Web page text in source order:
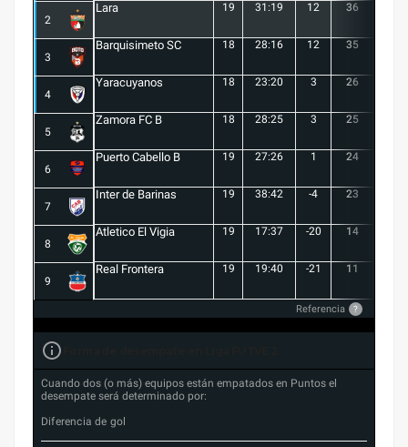
2
Lara 19 31:19 12 36
3
Barquisimeto SC 18 28:16 12 35
4
Yaracuyanos 18 23:20 3 26
5
Zamora FC B 18 28:25 3 25
6
Puerto Cabello B 19 27:26 1 24
7
Inter de Barinas 19 38:42 -4 23
8
Atletico El Vigia 19 17:37 -20 14
9
Real Frontera 19 19:40 -21 11
Referencia ?
Cuando dos (o más) equipos están empatados en Puntos el
desempate será determinado por:
Diferencia de gol